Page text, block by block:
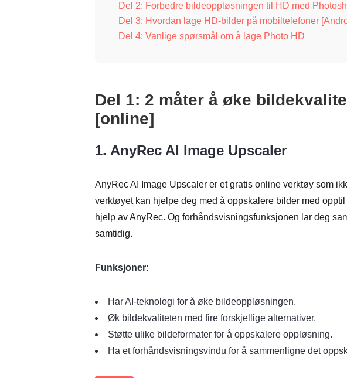
Del 2: Forbedre bildeoppløsningen til HD med
Del 3: Hvordan lage HD-bilder på mobiltelefoner
Del 4: Vanlige spørsmål om å lage Photo HD
Del 1: 2 måter å øke
[online]
1. AnyRec AI Image Upscaler
AnyRec AI Image Upscaler er et gratis online verktøy som
verktøyet kan hjelpe deg med å oppskalere bilder med
hjelp av AnyRec. Og forhåndsvisningsfunksjonen lar deg
samtidig.
Funksjoner:
Har AI-teknologi for å øke bildeoppløsningen.
Øk bildekvaliteten med fire forskjellige alternativer.
Støtte ulike bildeformater for å oppskalere oppløsning.
Ha et forhåndsvisningsvindu for å sammenligne det